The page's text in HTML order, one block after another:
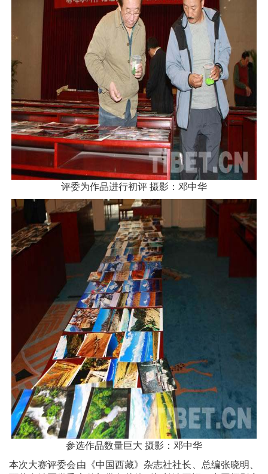
评委为作品进行初评 摄影：邓中华
参选作品数量巨大 摄影：邓中华
本次大赛评委会由《中国西藏》杂志社社长、总编张晓明、